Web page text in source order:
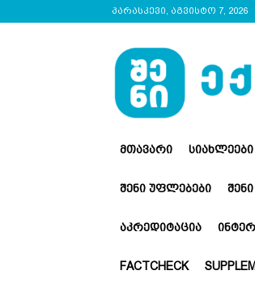
პარასკევი, აგვისტო 7, 2026
ᲛᲗᲐᲕᲐᲠᲘ ᲡᲘᲐᲮᲚᲔᲔᲑᲘ
ᲨᲔᲜᲘ ᲣᲤᲚᲔᲑᲔᲑᲘ
ᲐᲙᲠᲔᲓᲘᲢᲐᲪᲘᲐ
FACTCHECK